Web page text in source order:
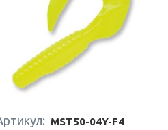
MST50-04Y-F4